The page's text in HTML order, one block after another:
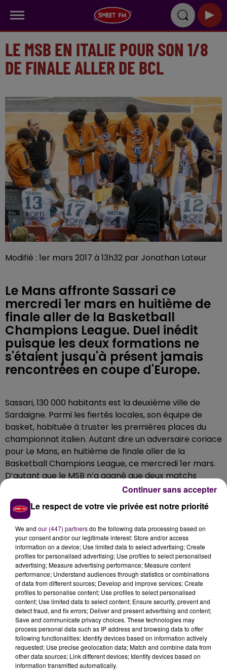
LE MSB EN ITALIE POUR SON 1/8
DE FINALE ALLER DE BCL
Modifié : 1er mars 2017 à 13h32 par Jonathan Lateur
Le Mans affronte Sassari ce
mercredi 1er mars en huitième de
finale aller de la Basketball
Champions League. Duel inédit
puisque les deux formations ne
s'étaient jusqu'à présent jamais
rencontrées en coupe d'Europe.
Sassari, 130 000 habitants est la deuxième ville de
Sardaigne. Parmi les fiertés locales, son équipe de
basket, habituée à truster les premières places du
championnat italien. Autant dire un adversaire coriace
pour Le Mans, en huitième de finale aller de la
Basketball Champions League, ce mercredi 1er mars.
D’autant que le MSB n’a gagné que deux matchs
depuis le 13 janvier (en Coupe de France), tandis que
les Sardes ont battu les Tchèques de Nymburk au tour
précédent. Le coup d’envoi de la rencontre sera
donné à 20h30. L’objectif des joueurs d’Alexandre
Ménard sera donc de préserver leurs chances de
qualification en vue du match retour le 7 mars à
Antarès.
Le respect de votre vie privée est notre priorité
We and our (447) partnersdo the following data processing based on
your consent and/or our legitimate interest: Store and/or access
information on a device; Use limited data to select advertising; Create
profiles for personalised advertising; Use profiles to select personalised
advertising; Measure advertising performance; Measure content
performance; Understand audiences through statistics or combinations
of data from different sources; Develop and improve services; Create
profiles to personalise content; Use profiles to select personalised
content; Use limited data to select content; Ensure security, prevent and
detect fraud, and fix errors; Deliver and present advertising and content;
Save and communicate privacy choices. These technologies may
process personal data such as IP address and browsing data to offer
following functionalities: Identify devices based on information actively
requested; Use precise geolocation data; Match and combine data from
other data sources; Link different devices; Identify devices based on
information transmitted automatically.
Continuer sans accepter